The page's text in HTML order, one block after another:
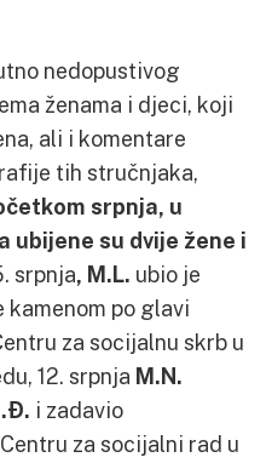
nedopustivog
ženama i djeci, koji
ali i komentare
tih stručnjaka,
srpnja, u
ubijene su dvije žene i
srpnja, M.L. ubio je
kamenom po glavi
za socijalnu skrb u
12. srpnja M.N.
i zadavio
za socijalni rad u